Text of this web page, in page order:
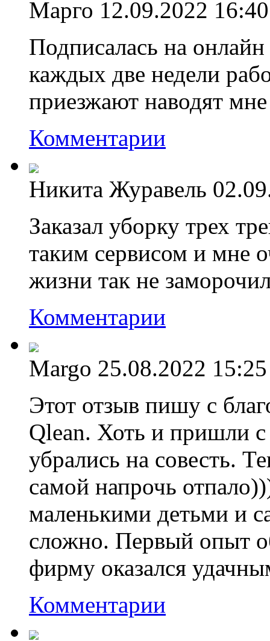
Марго 12.09.2022 16:40
Подписалась на
каждых две недели
приезжают наводят мне
Комментарии
Никита Журавель
Заказал уборку трех
таким сервисом и мне
жизни так не
Комментарии
Margo 25.08.2022 15:25
Этот отзыв пишу с
Qlean. Хоть и пришли
убрались на совесть.
самой напрочь
маленькими детьми и
сложно. Первый опыт
фирму оказался
Комментарии